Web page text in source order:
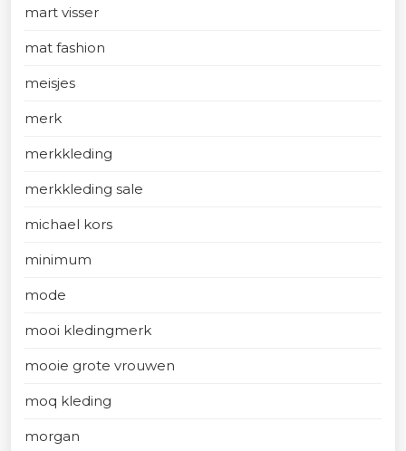
mart visser
mat fashion
meisjes
merk
merkkleding
merkkleding sale
michael kors
minimum
mode
mooi kledingmerk
mooie grote vrouwen
moq kleding
morgan